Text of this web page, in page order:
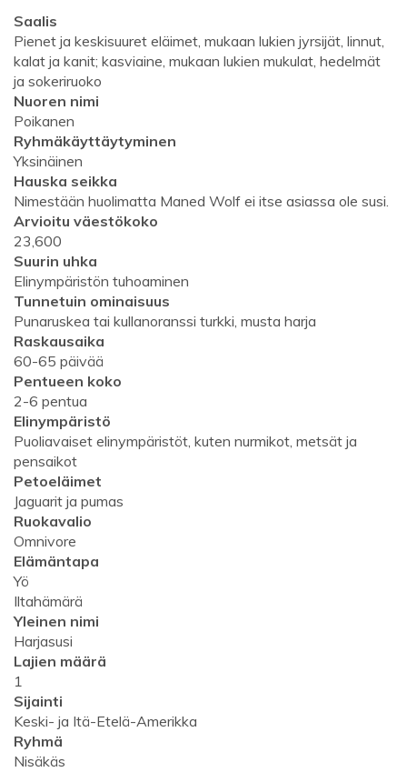
Saalis
Pienet ja keskisuuret eläimet, mukaan lukien jyrsijät, linnut,
kalat ja kanit; kasviaine, mukaan lukien mukulat, hedelmät
ja sokeriruoko
Nuoren nimi
Poikanen
Ryhmäkäyttäytyminen
Yksinäinen
Hauska seikka
Nimestään huolimatta Maned Wolf ei itse asiassa ole susi.
Arvioitu väestökoko
23,600
Suurin uhka
Elinympäristön tuhoaminen
Tunnetuin ominaisuus
Punaruskea tai kullanoranssi turkki, musta harja
Raskausaika
60-65 päivää
Pentueen koko
2-6 pentua
Elinympäristö
Puoliavaiset elinympäristöt, kuten nurmikot, metsät ja
pensaikot
Petoeläimet
Jaguarit ja pumas
Ruokavalio
Omnivore
Elämäntapa
Yö
Iltahämärä
Yleinen nimi
Harjasusi
Lajien määrä
1
Sijainti
Keski- ja Itä-Etelä-Amerikka
Ryhmä
Nisäkäs